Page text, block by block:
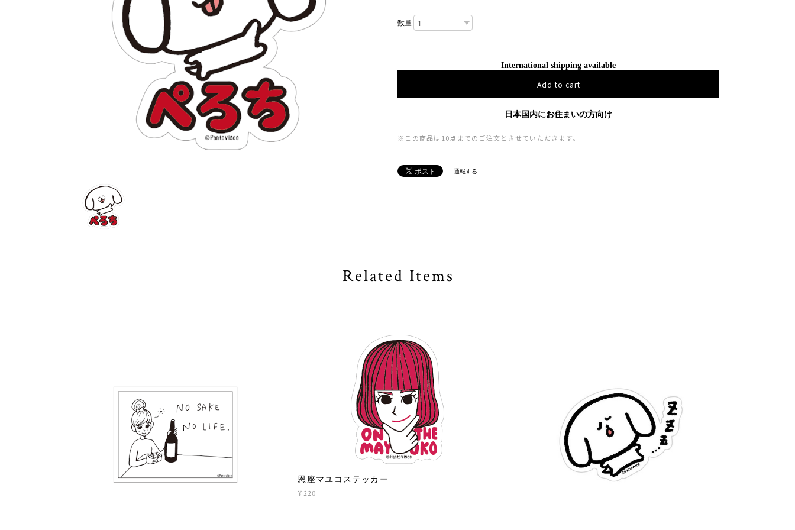
数量
International shipping available
Add to cart
日本国内にお住まいの方向け
※この商品は10点までのご注文とさせていただきます。
通報する
Related Items
恩座マユコステッカー
¥220